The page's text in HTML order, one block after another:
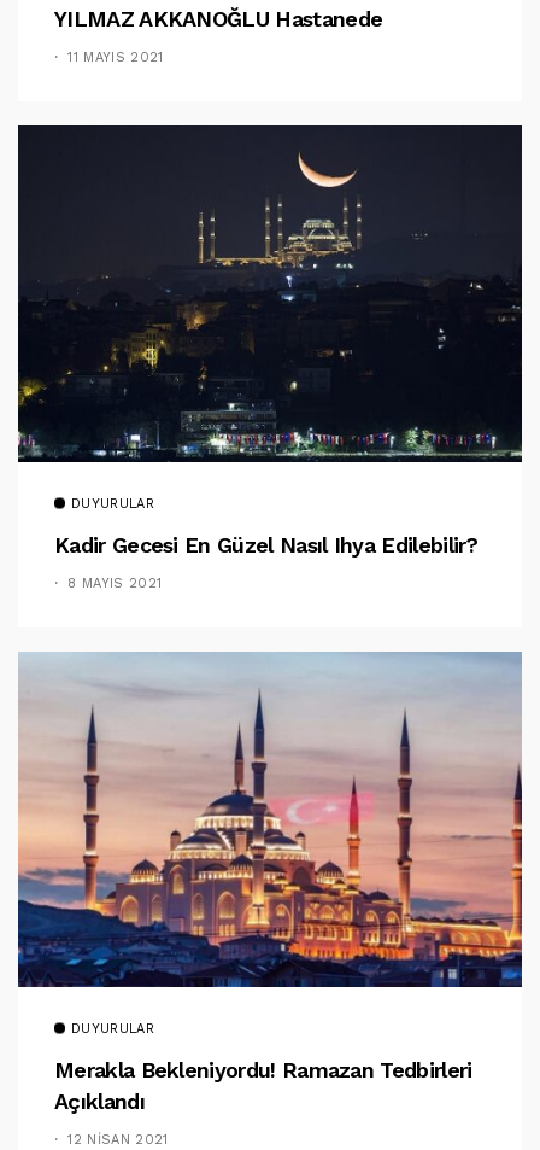
YILMAZ AKKANOĞLU Hastanede
11 MAYIS 2021
DUYURULAR
Kadir Gecesi En Güzel Nasıl Ihya Edilebilir?
8 MAYIS 2021
DUYURULAR
Merakla Bekleniyordu! Ramazan Tedbirleri
Açıklandı
12 NISAN 2021